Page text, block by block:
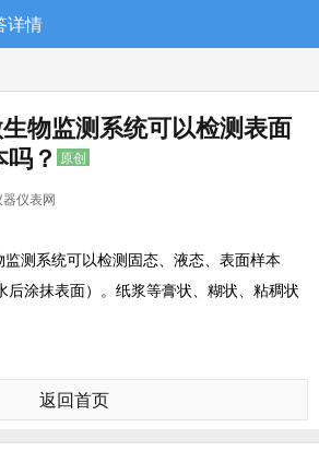
详情
物监测系统可以检测表面
？ 原创
仪表网
监测系统可以检测固态、液态、表面样本
后涂抹表面）。纸浆等膏状、糊状、粘稠状
返回首页